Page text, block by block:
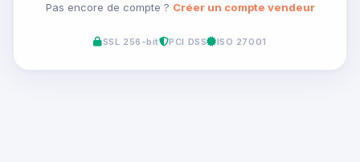
Pas encore de compte ? Créer un compte vendeur
SSL 256-bit PCI DSS ISO 27001